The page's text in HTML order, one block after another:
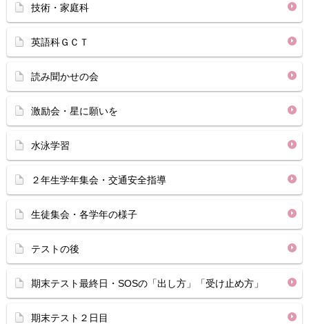
技術・家庭科
英語科ＧＣＴ
読み聞かせの会
激励会・星に願いを
水泳学習
２年生学年集会・交通安全指導
生徒集会・各学年の様子
テストの後
期末テスト最終日・SOSの「出し方」「受け止め方」
期末テスト２日目